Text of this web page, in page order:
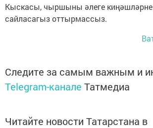
Кыскасы, чыршыны әлеге киңәшләрне
сайласагыз оттырмассыз.
Следите за самым важным и
Telegram-канале Татмедиа
Читайте новости Татарстана в